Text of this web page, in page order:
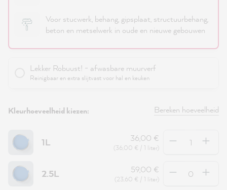
Voor stucwerk, behang, gipsplaat, structuurbehang,
beton en metselwerk in oude en nieuwe gebouwen
Lekker Robuust! - afwasbare muurverf
Reinigbaar en extra slijtvast voor hal en keuken
Kleurhoeveelheid kiezen: Bereken hoeveelheid
1L 36,00 €
(36,00 € / 1 liter)
Hoeveelheid
2.5L 59,00 €
(23,60 € / 1 liter)
Hoeveelheid